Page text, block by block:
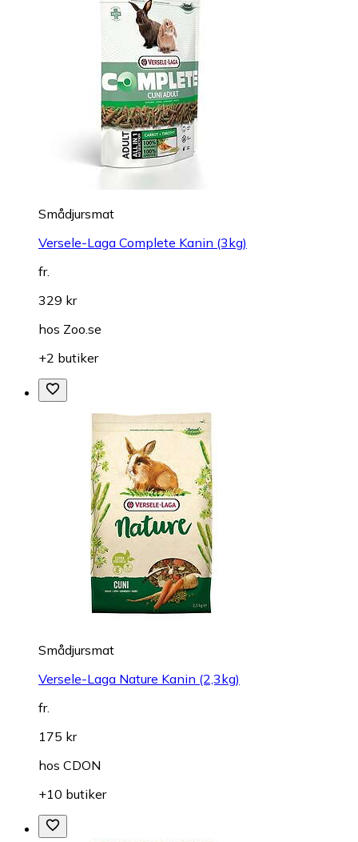
Smådjursmat
Versele-Laga Complete Kanin (3kg)
fr.
329 kr
hos Zoo.se
+2 butiker
Smådjursmat
Versele-Laga Nature Kanin (2,3kg)
fr.
175 kr
hos CDON
+10 butiker